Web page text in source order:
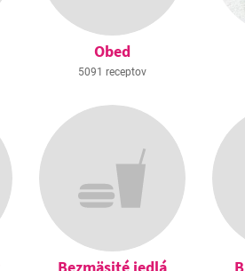
Obed
5091 receptov
Bezmäsité jedlá